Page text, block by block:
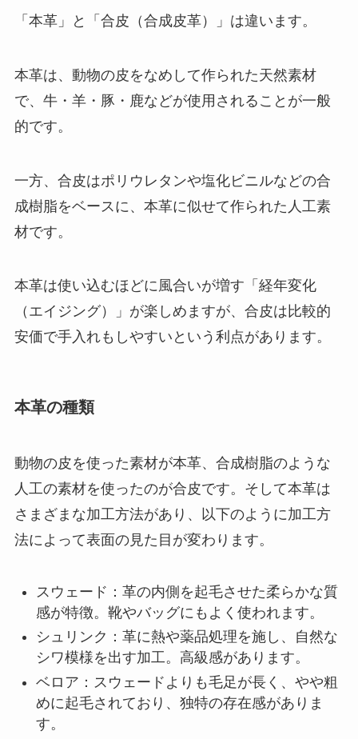
「本革」と「合皮（合成皮革）」は違います。
本革は、動物の皮をなめして作られた天然素材
で、牛・羊・豚・鹿などが使用されることが一般
的です。
一方、合皮はポリウレタンや塩化ビニルなどの合
成樹脂をベースに、本革に似せて作られた人工素
材です。
本革は使い込むほどに風合いが増す「経年変化
（エイジング）」が楽しめますが、合皮は比較的
安価で手入れもしやすいという利点があります。
本革の種類
動物の皮を使った素材が本革、合成樹脂のような
人工の素材を使ったのが合皮です。そして本革は
さまざまな加工方法があり、以下のように加工方
法によって表面の見た目が変わります。
スウェード：革の内側を起毛させた柔らかな質
感が特徴。靴やバッグにもよく使われます。
シュリンク：革に熱や薬品処理を施し、自然な
シワ模様を出す加工。高級感があります。
ベロア：スウェードよりも毛足が長く、やや粗
めに起毛されており、独特の存在感がありま
す。